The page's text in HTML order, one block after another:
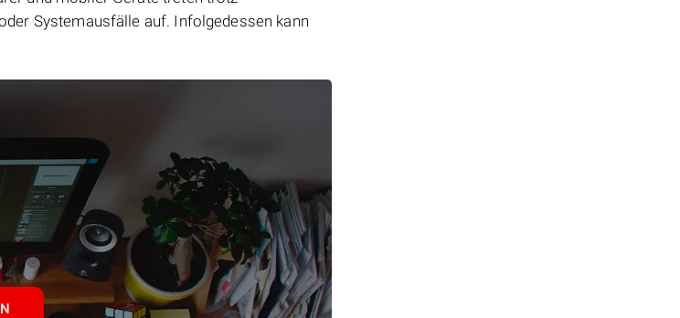
Systemausfälle auf. Infolgedessen kann